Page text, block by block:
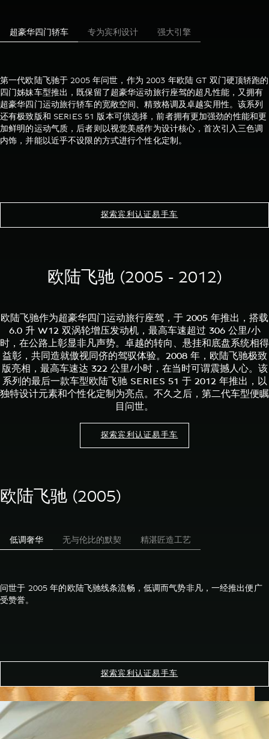
超豪华四门轿车 专为宾利设计 强大引擎
第一代欧陆飞驰于 2005 年问世，作为 2003 年欧陆 GT 双门硬顶轿跑的
四门姊妹车型推出，既保留了超豪华运动旅行座驾的超凡性能，又拥有
超豪华四门运动旅行轿车的宽敞空间、精致格调及卓越实用性。该系列
还有极致版和 SERIES 51 版本可供选择，前者拥有更加强劲的性能和更
加鲜明的运动气质，后者则以视觉美感作为设计核心，首次引入三色调
内饰，并能以近乎不设限的方式进行个性化定制。
探索宾利认证易手车
欧陆飞驰 (2005 - 2012)
欧陆飞驰作为超豪华四门运动旅行座驾，于 2005 年推出，搭载
6.0 升 W12 双涡轮增压发动机，最高车速超过 306 公里/小
时，在公路上彰显非凡声势。卓越的转向、悬挂和底盘系统相得
益彰，共同造就傲视同侪的驾驭体验。2008 年，欧陆飞驰极致
版亮相，最高车速达 322 公里/小时，在当时可谓震撼人心。该
系列的最后一款车型欧陆飞驰 SERIES 51 于 2012 年推出，以
独特设计元素和个性化定制为亮点。不久之后，第二代车型便瞩
目问世。
探索宾利认证易手车
欧陆飞驰 (2005)
低调奢华 无与伦比的默契 精湛匠造工艺
问世于 2005 年的欧陆飞驰线条流畅，低调而气势非凡，一经推出便广
受赞誉。
探索宾利认证易手车